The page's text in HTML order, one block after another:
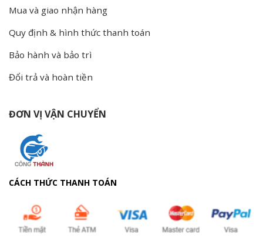
Mua và giao nhận hàng
Quy định & hình thức thanh toán
Bảo hành và bảo trì
Đổi trả và hoàn tiền
ĐƠN VỊ VẬN CHUYỂN
CÁCH THỨC THANH TOÁN